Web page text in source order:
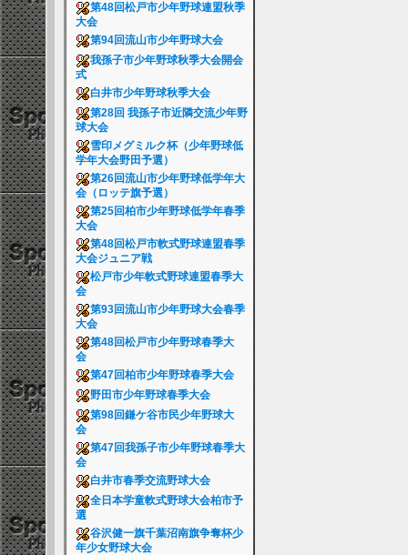
第48回松戸市少年野球連盟秋季
大会
第94回流山市少年野球大会
我孫子市少年野球秋季大会開会
式
白井市少年野球秋季大会
第28回 我孫子市近隣交流少年野
球大会
雪印メグミルク杯（少年野球低
学年大会野田予選）
第26回流山市少年野球低学年大
会（ロッテ旗予選）
第25回柏市少年野球低学年春季
大会
第48回松戸市軟式野球連盟春季
大会ジュニア戦
松戸市少年軟式野球連盟春季大
会
第93回流山市少年野球大会春季
大会
第48回松戸市少年野球春季大
会
第47回柏市少年野球春季大会
野田市少年野球春季大会
第98回鎌ケ谷市民少年野球大
会
第47回我孫子市少年野球春季大
会
白井市春季交流野球大会
全日本学童軟式野球大会柏市予
選
谷沢健一旗千葉沼南旗争奪杯少
年少女野球大会